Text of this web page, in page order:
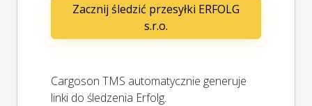
Zacznij śledzić przesyłki ERFOLG
s.r.o.
Cargoson TMS automatycznie generuje
linki do śledzenia Erfolg.